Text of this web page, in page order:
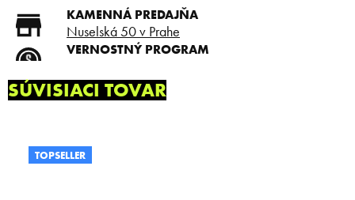
KAMENNÁ PREDAJŇA
Nuselská 50 v Prahe
VERNOSTNÝ PROGRAM
DOPRAVA ZADARMO
Doprava zadarmo od 80 €
kaderníkov
SÚVISIACI TOVAR
TOPSELLER